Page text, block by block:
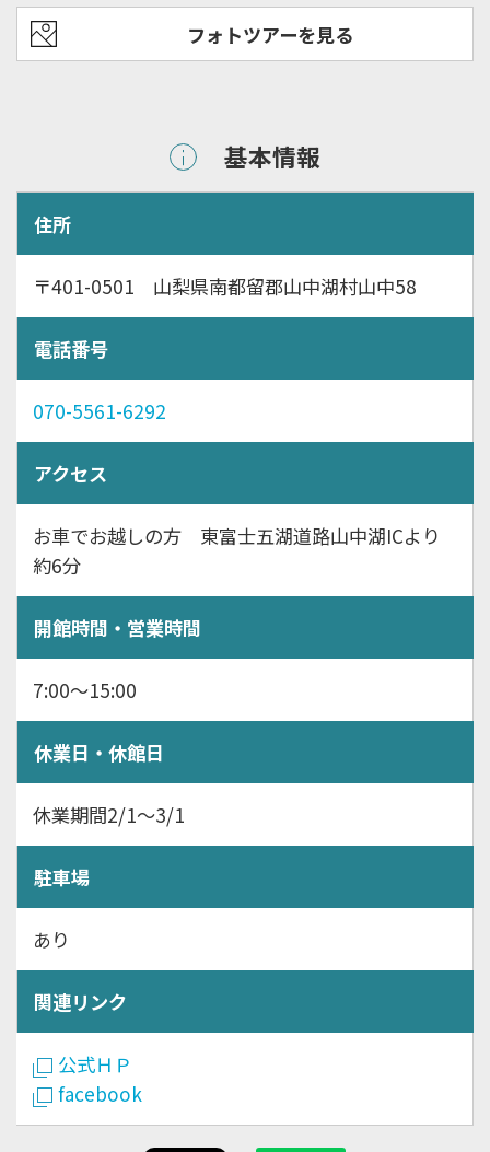
フォトツアーを見る
基本情報
住所
〒401-0501 山梨県南都留郡山中湖村山中58
電話番号
070-5561-6292
アクセス
お車でお越しの方 東富士五湖道路山中湖ICより
約6分
開館時間・営業時間
7:00～15:00
休業日・休館日
休業期間2/1～3/1
駐車場
あり
関連リンク
公式ＨＰ
facebook